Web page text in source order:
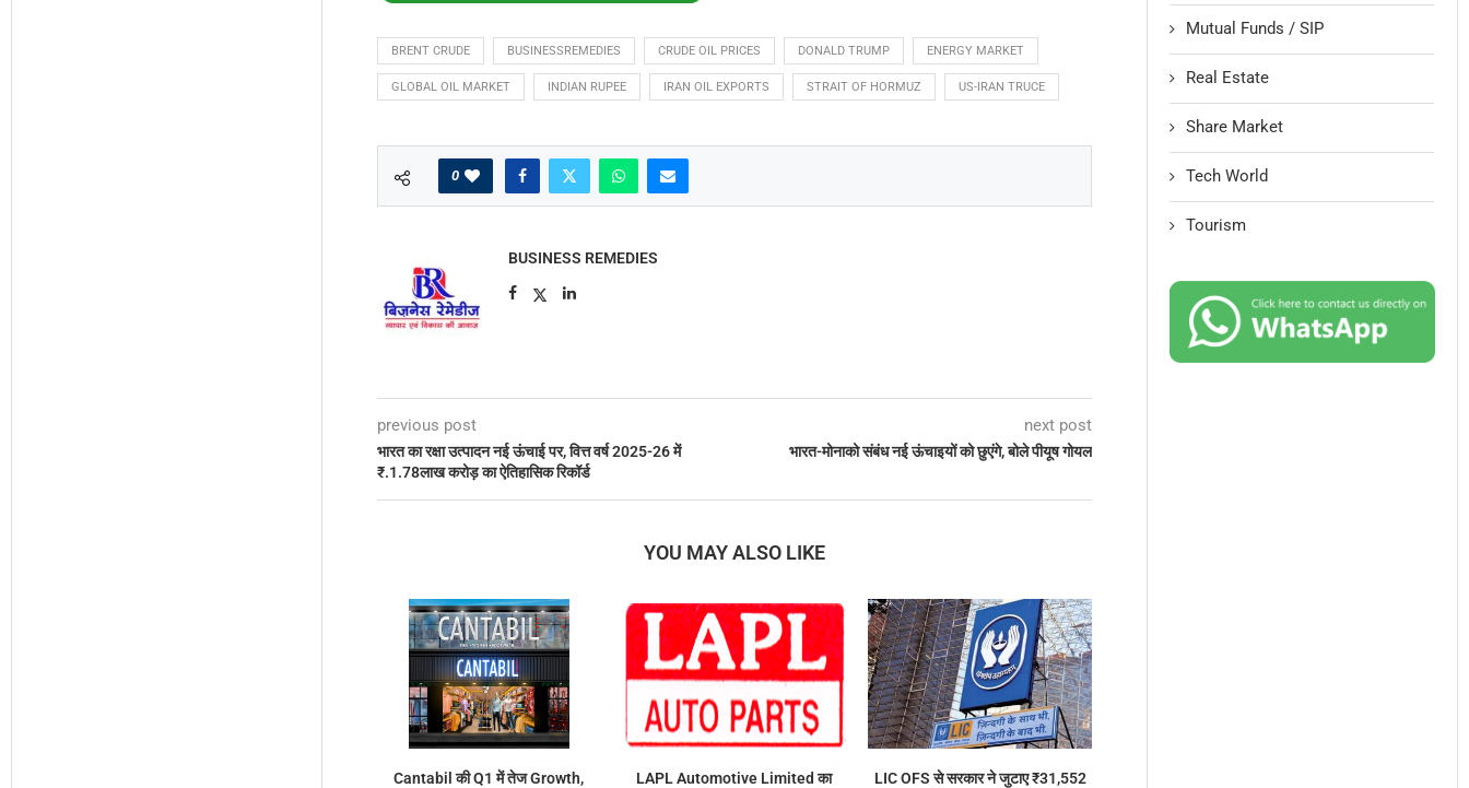
BRENT CRUDE BUSINESSREMEDIES CRUDE OIL PRICES DONALD TRUMP ENERGY MARKET
GLOBAL OIL MARKET INDIAN RUPEE IRAN OIL EXPORTS STRAIT OF HORMUZ US-IRAN TRUCE
0
BUSINESS REMEDIES
previous post
भारत का रक्षा उत्पादन नई ऊंचाई पर, वित्त वर्ष 2025-26 में
₹.1.78लाख करोड़ का ऐतिहासिक रिकॉर्ड
next post
भारत-मोनाको संबंध नई ऊंचाइयों को छुएंगे, बोले पीयूष गोयल
YOU MAY ALSO LIKE
Cantabil की Q1 में तेज Growth,
LAPL Automotive Limited का
LIC OFS से सरकार ने जुटाए ₹31,552
Mutual Funds / SIP
Real Estate
Share Market
Tech World
Tourism